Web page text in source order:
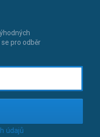
pro odběr
údajů.